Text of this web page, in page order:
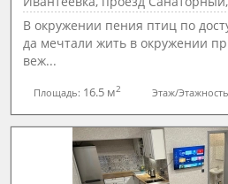
В окружении пения птиц по
да мечтали жить в окружении
веж...
Площадь: 16.5 м2 Этаж/